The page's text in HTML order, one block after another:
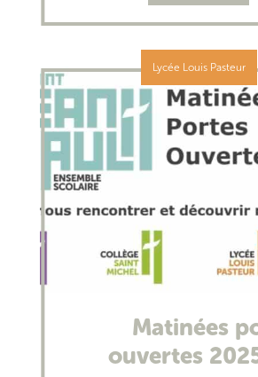
Lycée Louis Pasteur
Matinées
ouvertes